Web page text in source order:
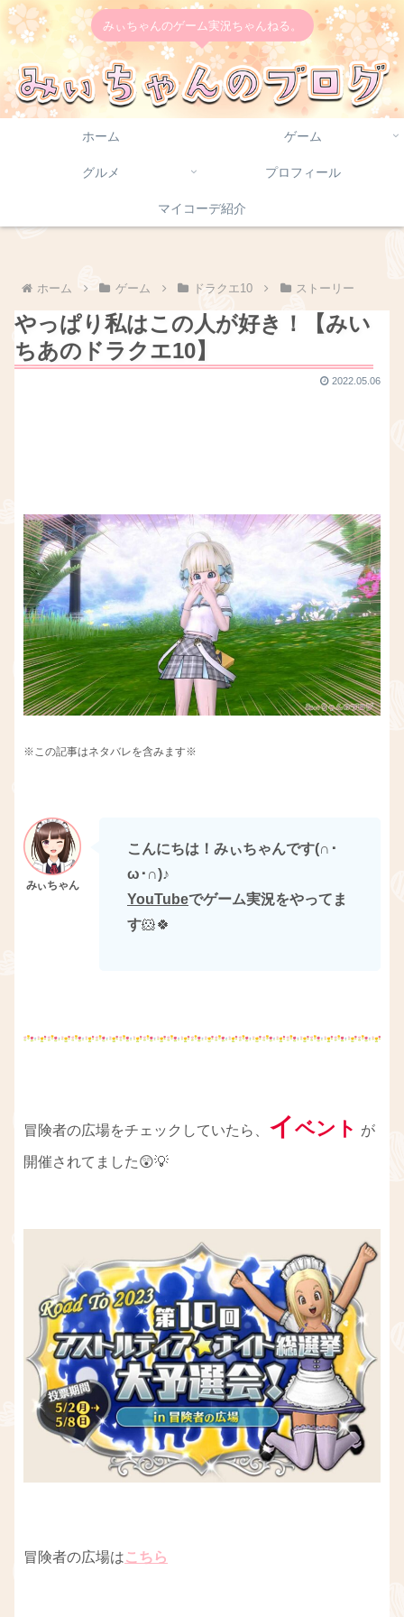
みぃちゃんのゲーム実況ちゃんねる。
ホーム ゲーム
グルメ プロフィール
マイコーデ紹介
ホーム ゲーム ドラクエ10 ストーリー
やっぱり私はこの人が好き！【みい
ちあのドラクエ10】
2022.05.06
※この記事はネタバレを含みます※
こんにちは！みぃちゃんです(∩･
ω･∩)♪
YouTubeでゲーム実況をやってま
す🐹🍀
冒険者の広場をチェックしていたら、 イベント が
開催されてました😲💡
冒険者の広場はこちら